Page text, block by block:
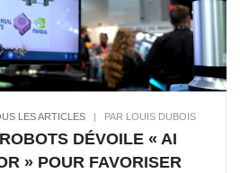
LES ARTICLES | PAR LOUIS DUBOIS
DÉVOILE « AI
» POUR FAVORISER